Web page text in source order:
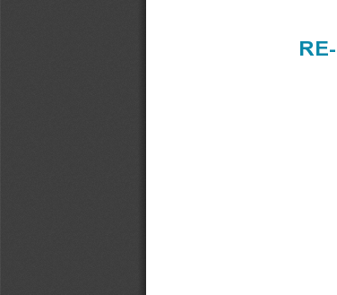
RE-